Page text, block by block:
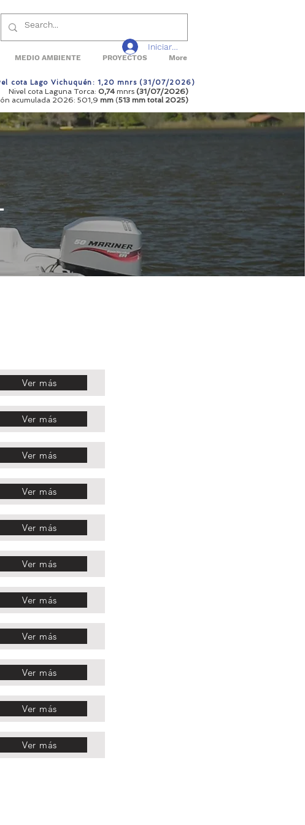
MEDIO AMBIENTE PROYECTOS More
Nivel cota Laguna Torca: 0,74 mnrs (31/07/2026)
acumulada 2026: 501,9 mm (513 mm total 2025)
cota Lago Vichuquén: 1,20 mnrs (31/07/2026)
Iniciar sesión
Ver más
Ver más
Ver más
Ver más
Ver más
Ver más
Ver más
Ver más
Ver más
Ver más
Ver más